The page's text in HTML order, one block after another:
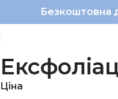
Безкоштовна
Ціна